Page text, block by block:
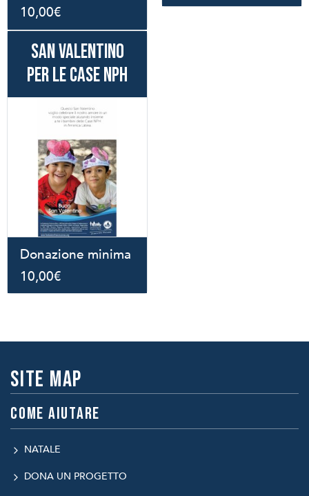
10,00€
SAN VALENTINO
PER LE CASE NPH
Donazione minima
10,00€
Site map
Come aiutare
NATALE
DONA UN PROGETTO